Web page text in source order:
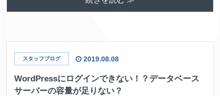
スタッフブログ 2019.08.08
WordPressにログインできない！？データベース
サーバーの容量が足りない？